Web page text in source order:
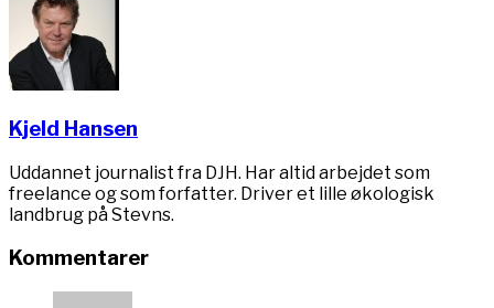
Kjeld Hansen
Uddannet journalist fra DJH. Har altid arbejdet som
freelance og som forfatter. Driver et lille økologisk
landbrug på Stevns.
Kommentarer